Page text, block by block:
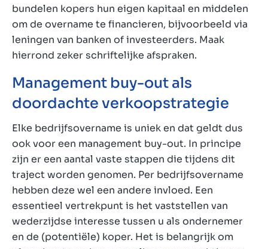
bundelen kopers hun eigen kapitaal en middelen
om de overname te financieren, bijvoorbeeld via
leningen van banken of investeerders. Maak
hierrond zeker schriftelijke afspraken.
Management buy-out als
doordachte verkoopstrategie
Elke bedrijfsovername is uniek en dat geldt dus
ook voor een management buy-out. In principe
zijn er een aantal vaste stappen die tijdens dit
traject worden genomen. Per bedrijfsovername
hebben deze wel een andere invloed. Een
essentieel vertrekpunt is het vaststellen van
wederzijdse interesse tussen u als ondernemer
en de (potentiële) koper. Het is belangrijk om